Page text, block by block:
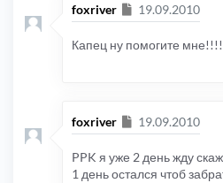
foxriver Сообщение
19.09.2010
Капец ну помогите
foxriver Сообщение
19.09.2010
PPK я уже 2 день жду
1 день остался чтоб